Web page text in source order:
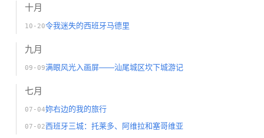
十月
10-20令我迷失的西班牙马德里
九月
09-09满眼风光入画屏——汕尾城区坎下城游记
七月
07-04妳右边的我的旅行
07-02西班牙三城：托莱多、阿维拉和塞哥维亚